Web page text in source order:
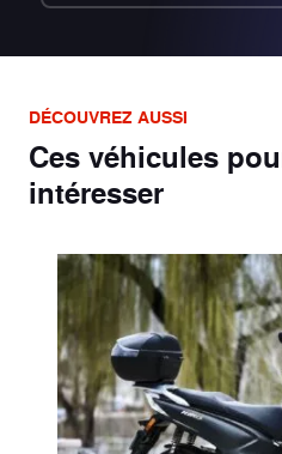
DÉCOUVREZ AUSSI
Ces véhicules
intéresser